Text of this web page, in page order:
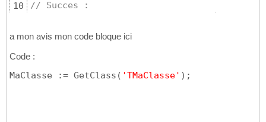
10
// Succes :
a mon avis mon code bloque ici
Code :
MaClasse := GetClass ( 'TMaClasse' ) ;